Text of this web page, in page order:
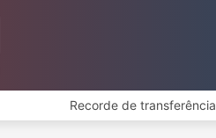
Recorde de transferência